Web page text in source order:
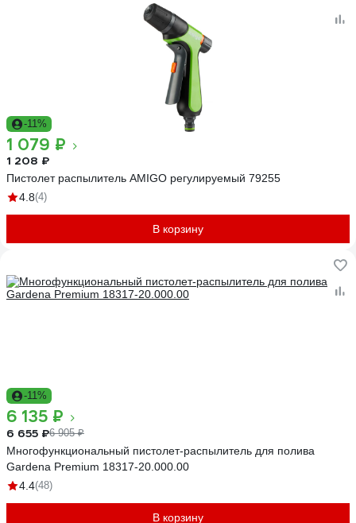
-11%
1 079 ₽
1 208 ₽
Пистолет распылитель AMIGO регулируемый 79255
4.8(4)
В корзину
-11%
6 135 ₽
6 655 ₽6 905 ₽
Многофункциональный пистолет-распылитель для полива
Gardena Premium 18317-20.000.00
4.4(48)
В корзину